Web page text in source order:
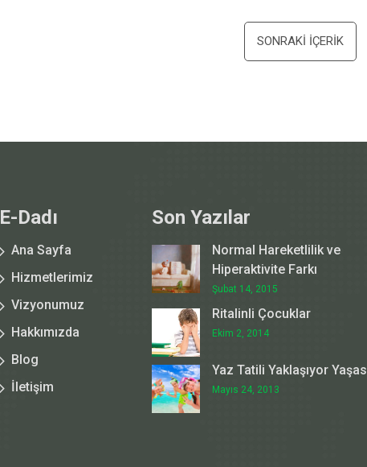
SONRAKI İÇERIK
E-Dadı
Ana Sayfa
Hizmetlerimiz
Vizyonumuz
Hakkımızda
Blog
İletişim
Son Yazılar
Normal Hareketlilik ve
Hiperaktivite Farkı
Şubat 14, 2015
Ritalinli Çocuklar
Ekim 2, 2014
Yaz Tatili Yaklaşıyor
Mayıs 24, 2013